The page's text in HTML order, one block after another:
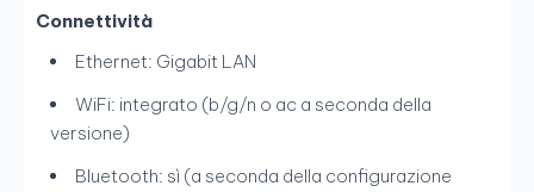
Connettività
Ethernet: Gigabit LAN
WiFi: integrato (b/g/n o ac a seconda della
versione)
Bluetooth: sì (a seconda della configurazione